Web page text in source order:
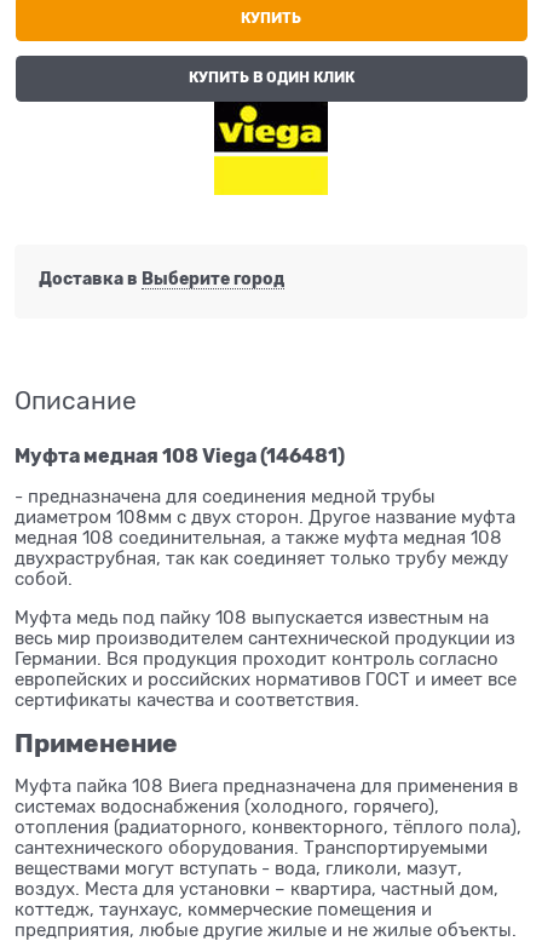
КУПИТЬ
КУПИТЬ В ОДИН КЛИК
Доставка в Выберите город
Описание
Муфта медная 108 Viega (146481)
- предназначена для соединения медной трубы
диаметром 108мм с двух сторон. Другое название муфта
медная 108 соединительная, а также муфта медная 108
двухраструбная, так как соединяет только трубу между
собой.
Муфта медь под пайку 108 выпускается известным на
весь мир производителем сантехнической продукции из
Германии. Вся продукция проходит контроль согласно
европейских и российских нормативов ГОСТ и имеет все
сертификаты качества и соответствия.
Применение
Муфта пайка 108 Виега предназначена для применения в
системах водоснабжения (холодного, горячего),
отопления (радиаторного, конвекторного, тёплого пола),
сантехнического оборудования. Транспортируемыми
веществами могут вступать - вода, гликоли, мазут,
воздух. Места для установки – квартира, частный дом,
коттедж, таунхаус, коммерческие помещения и
предприятия, любые другие жилые и не жилые объекты.